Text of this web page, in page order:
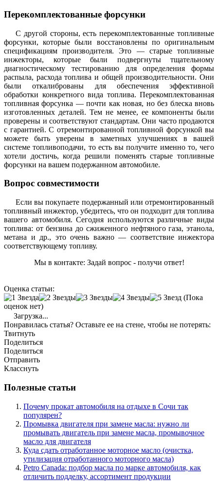
Перекомплектованные форсунки
С другой стороны, есть перекомплектованные топливные
форсунки, которые были восстановлены по оригинальным
спецификациям производителя. Это — старые топливные
инжекторы, которые были подвергнуты тщательному
диагностическому тестированию для определения формы
распыла, расхода топлива и общей производительности. Они
были откалиброваны для обеспечения эффективной
обработки конкретного вида топлива. Перекомплектованная
топливная форсунка — почти как новая, но без блеска вновь
изготовленных деталей. Тем не менее, ее компоненты были
проверены и соответствуют стандартам. Они часто продаются
с гарантией. С отремонтированной топливной форсункой вы
можете быть уверены в заметных улучшениях в вашей
системе топливоподачи, то есть вы получите именно то, чего
хотели достичь, когда решили поменять старые топливные
форсунки на вашем подержанном автомобиле.
Вопрос совместимости
Если вы покупаете подержанный или отремонтированный
топливный инжектор, убедитесь, что он подходит для топлива
вашего автомобиля. Сегодня используются различные виды
топлива: от бензина до сжиженного нефтяного газа, этанола,
метана и др., это очень важно — соответствие инжектора
соответствующему топливу.
Мы в контакте: Задай вопрос - получи ответ!
Оценка статьи:
(Пока
оценок нет)
Загрузка...
Понравилась статья? Оставьте ее на стене, чтобы не потерять:
Твитнуть
Поделиться
Поделиться
Отправить
Класснуть
Полезные статьи
Почему прокат автомобиля на отдыхе в Сочи так
популярен?
Промывка двигателя при замене масла: нужно ли
промывать двигатель при замене масла, промывочное
масло для двигателя
Куда сдать отработанное моторное масло (очистка,
утилизация отработанного моторного масла)
Petro Canada: подбор масла по марке автомобиля, как
отличить подделку, ассортимент продукции